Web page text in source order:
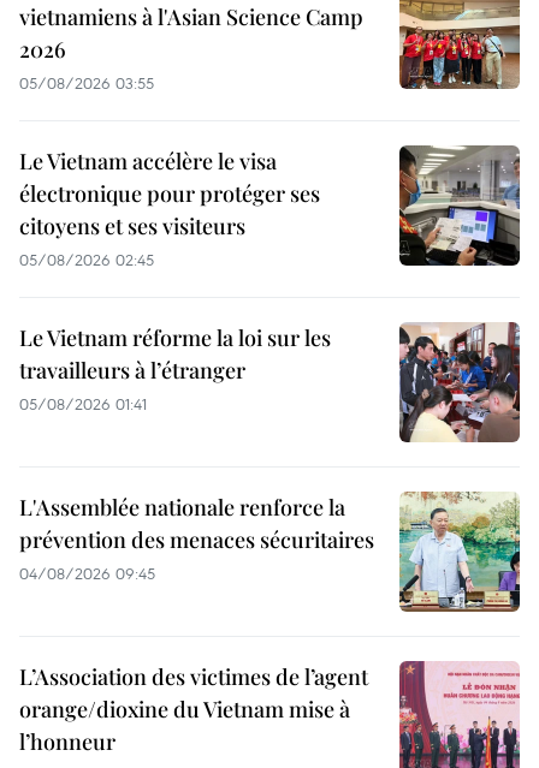
vietnamiens à l'Asian Science Camp
2026
05/08/2026 03:55
Le Vietnam accélère le visa
électronique pour protéger ses
citoyens et ses visiteurs
05/08/2026 02:45
Le Vietnam réforme la loi sur les
travailleurs à l’étranger
05/08/2026 01:41
L'Assemblée nationale renforce la
prévention des menaces sécuritaires
04/08/2026 09:45
L’Association des victimes de l’agent
orange/dioxine du Vietnam mise à
l’honneur